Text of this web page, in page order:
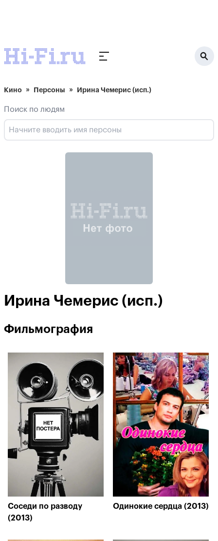
Кино Персоны Ирина Чемерис (иcп.)
Поиск по людям
Ирина Чемерис (иcп.)
Фильмография
Соседи по разводу
(2013)
Одинокие сердца (2013)